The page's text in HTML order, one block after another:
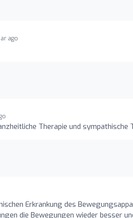
ago
Therapie und sympathische
Erkrankung des
die Bewegungen wieder besser